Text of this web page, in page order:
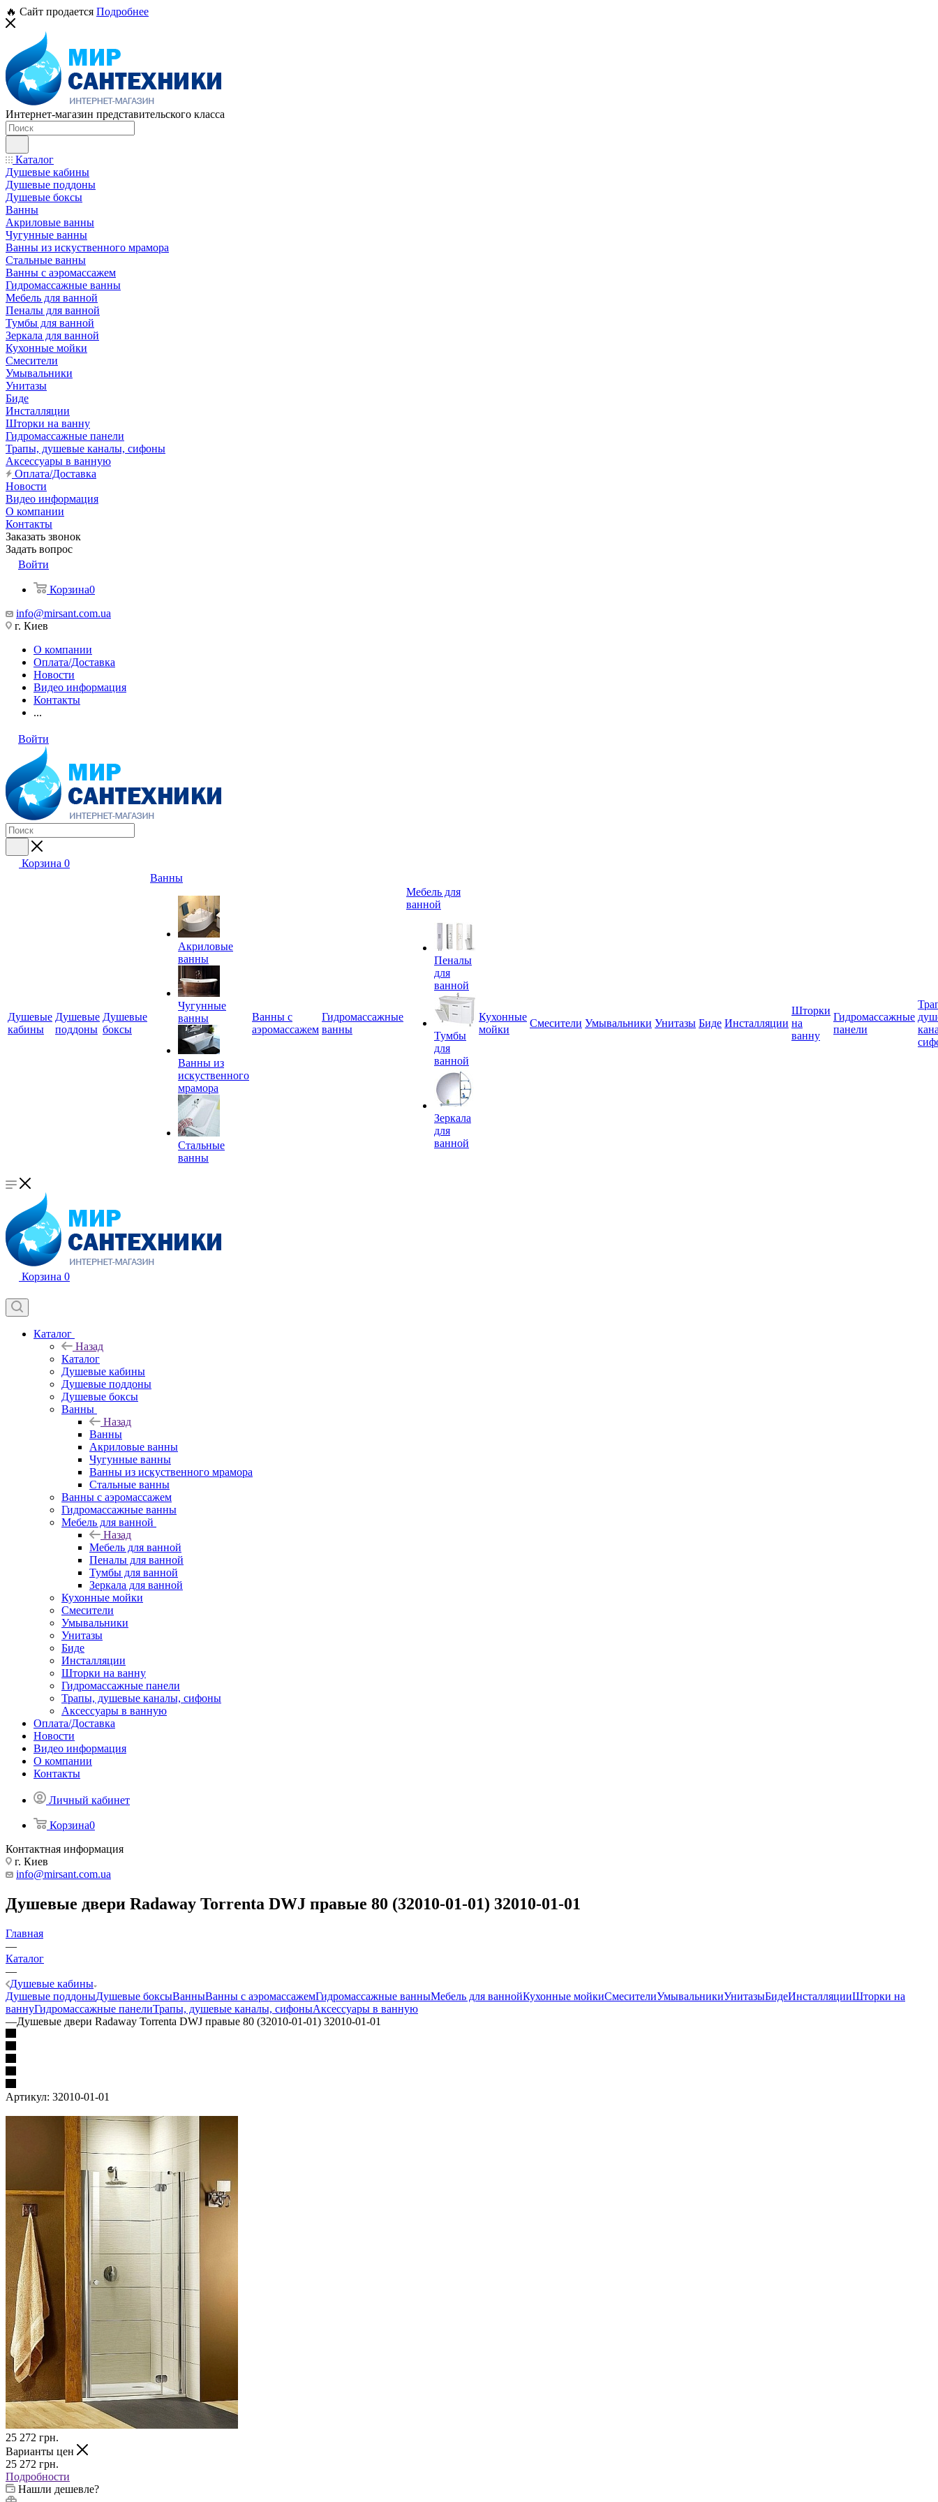
🔥 Сайт продается Подробнее
Интернет-магазин представительского класса
Каталог
Душевые кабины
Душевые поддоны
Душевые боксы
Ванны
Акриловые ванны
Чугунные ванны
Ванны из искуственного мрамора
Стальные ванны
Ванны с аэромассажем
Гидромассажные ванны
Мебель для ванной
Пеналы для ванной
Тумбы для ванной
Зеркала для ванной
Кухонные мойки
Смесители
Умывальники
Унитазы
Биде
Инсталляции
Шторки на ванну
Гидромассажные панели
Трапы, душевые каналы, сифоны
Аксессуары в ванную
Оплата/Доставка
Новости
Видео информация
О компании
Контакты
Заказать звонок
Задать вопрос
Войти
Корзина0
info@mirsant.com.ua
г. Киев
О компании
Оплата/Доставка
Новости
Видео информация
Контакты
...
Войти
Корзина 0
Душевые
кабины
Душевые
поддоны
Душевые
боксы
Ванны
Акриловые
ванны
Чугунные
ванны
Ванны из
искуственного
мрамора
Стальные
ванны
Ванны с
аэромассажем
Гидромассажные
ванны
Мебель для
ванной
Пеналы
для
ванной
Тумбы
для
ванной
Зеркала
для
ванной
Кухонные
мойки
Смесители Умывальники Унитазы Биде Инсталляции
Шторки
на
ванну
Гидромассажные
панели
Корзина 0
Каталог
Назад
Каталог
Душевые кабины
Душевые поддоны
Душевые боксы
Ванны
Назад
Ванны
Акриловые ванны
Чугунные ванны
Ванны из искуственного мрамора
Стальные ванны
Ванны с аэромассажем
Гидромассажные ванны
Мебель для ванной
Назад
Мебель для ванной
Пеналы для ванной
Тумбы для ванной
Зеркала для ванной
Кухонные мойки
Смесители
Умывальники
Унитазы
Биде
Инсталляции
Шторки на ванну
Гидромассажные панели
Трапы, душевые каналы, сифоны
Аксессуары в ванную
Оплата/Доставка
Новости
Видео информация
О компании
Контакты
Личный кабинет
Корзина0
Контактная информация
г. Киев
info@mirsant.com.ua
Душевые двери Radaway Torrenta DWJ правые 80 (32010-01-01) 32010-01-01
Главная
—
Каталог
—
Душевые кабины
Душевые поддоныДушевые боксыВанныВанны с аэромассажемГидромассажные ванныМебель для ваннойКухонные мойкиСмесителиУмывальникиУнитазыБидеИнсталляцииШторки на
ваннуГидромассажные панелиТрапы, душевые каналы, сифоныАксессуары в ванную
—Душевые двери Radaway Torrenta DWJ правые 80 (32010-01-01) 32010-01-01
Артикул: 32010-01-01
25 272 грн.
Варианты цен
25 272 грн.
Подробности
Нашли дешевле?